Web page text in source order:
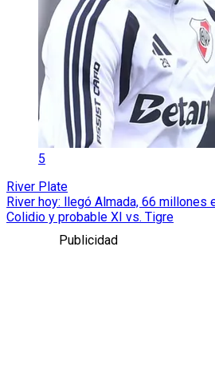
5
River Plate
River hoy: llegó Almada, 66 millones
Colidio y probable XI vs. Tigre
Publicidad